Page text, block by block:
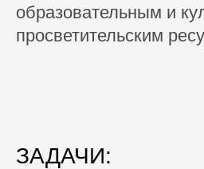
образовательным и
просветительским
ЗАДАЧИ: